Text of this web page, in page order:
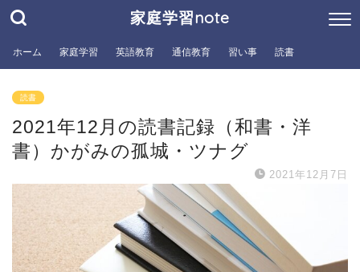
家庭学習note
ホーム 家庭学習 英語教育 通信教育 習い事 読書
読書
2021年12月の読書記録（和書・洋
書）かがみの孤城・ツナグ
2021年12月7日